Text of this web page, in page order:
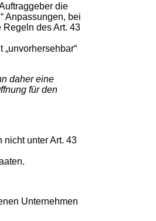
die
Anpassungen, bei
des Art. 43
daher eine
für den
unter Art. 43
Unternehmen